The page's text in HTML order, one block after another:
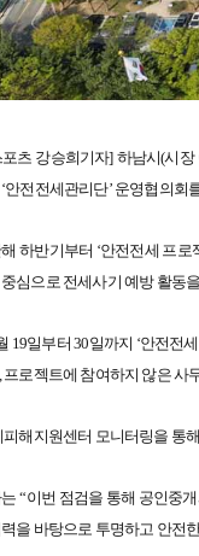
츠 강승희기자] 하남시(시
안전전세관리단’ 운영협의회
하반기부터 ‘안전전세 프로
심으로 전세사기 예방 활동
19일부터 30일까지 ‘안전전
프로젝트에 참여하지 않은 사
피해지원센터 모니터링을 통
“이번 점검을 통해 공인중
을 바탕으로 투명하고 안전